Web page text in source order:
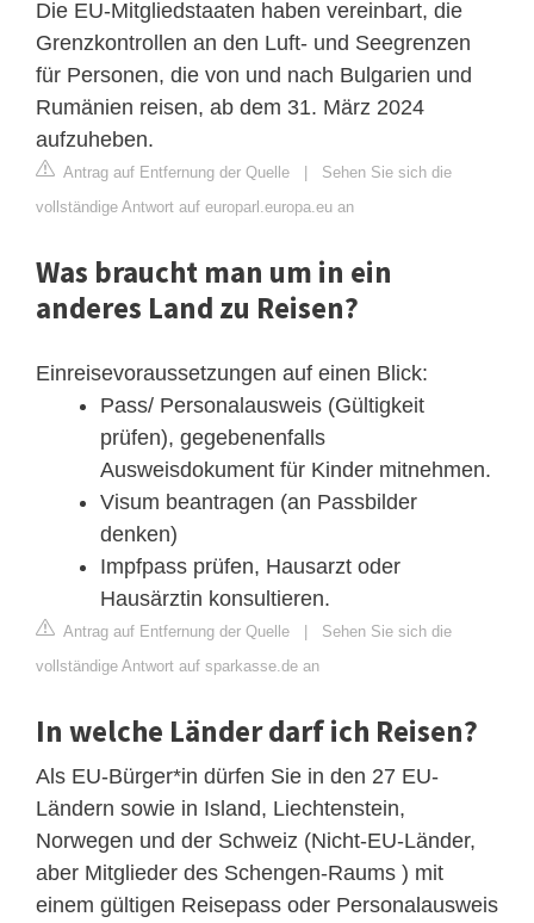
Die EU-Mitgliedstaaten haben vereinbart, die
Grenzkontrollen an den Luft- und Seegrenzen
für Personen, die von und nach Bulgarien und
Rumänien reisen, ab dem 31. März 2024
aufzuheben.
Antrag auf Entfernung der Quelle | Sehen Sie sich die
vollständige Antwort auf europarl.europa.eu an
Was braucht man um in ein
anderes Land zu Reisen?
Einreisevoraussetzungen auf einen Blick:
Pass/ Personalausweis (Gültigkeit
prüfen), gegebenenfalls
Ausweisdokument für Kinder mitnehmen.
Visum beantragen (an Passbilder
denken)
Impfpass prüfen, Hausarzt oder
Hausärztin konsultieren.
Antrag auf Entfernung der Quelle | Sehen Sie sich die
vollständige Antwort auf sparkasse.de an
In welche Länder darf ich Reisen?
Als EU-Bürger*in dürfen Sie in den 27 EU-
Ländern sowie in Island, Liechtenstein,
Norwegen und der Schweiz (Nicht-EU-Länder,
aber Mitglieder des Schengen-Raums ) mit
einem gültigen Reisepass oder Personalausweis